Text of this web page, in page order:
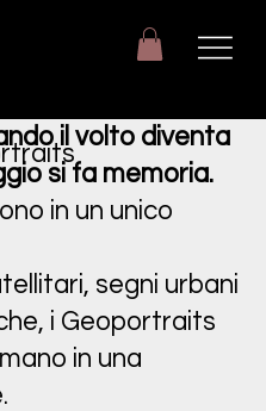
il volto diventa
si fa memoria.
in un unico
segni urbani
i Geoportraits
in una